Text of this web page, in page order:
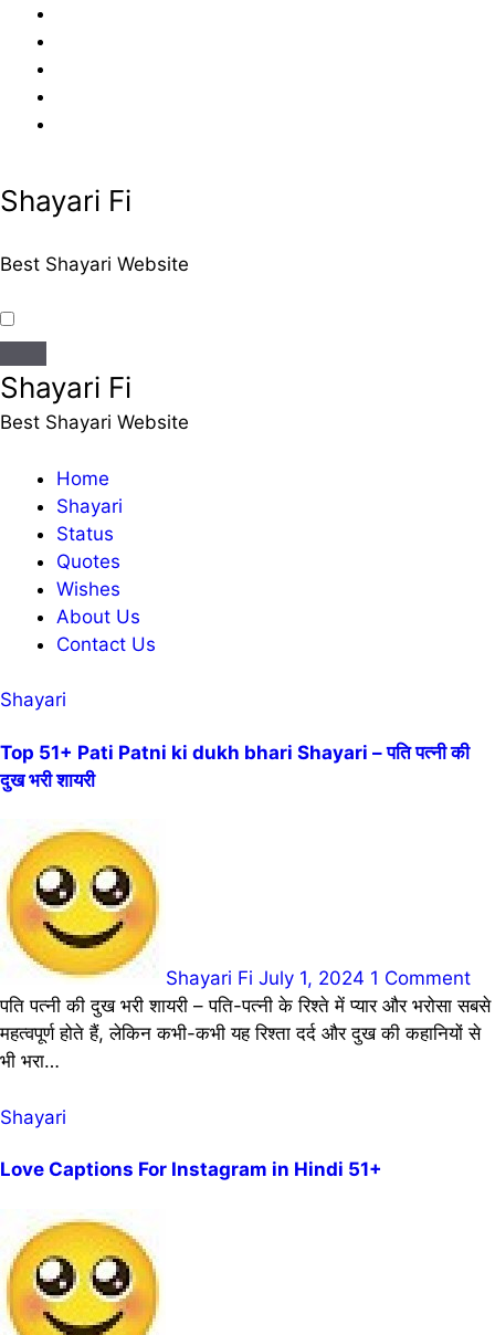
content
Shayari Fi
Best Shayari Website
Shayari Fi
Best Shayari Website
Home
Shayari
Status
Quotes
Wishes
About Us
Contact Us
Shayari
Top 51+ Pati Patni ki dukh bhari Shayari – पति पत्नी की
दुख भरी शायरी
Shayari Fi July 1, 2024 1 Comment
पति पत्नी की दुख भरी शायरी – पति-पत्नी के रिश्ते में प्यार और भरोसा सबसे
महत्वपूर्ण होते हैं, लेकिन कभी-कभी यह रिश्ता दर्द और दुख की कहानियों से
भी भरा…
Shayari
Love Captions For Instagram in Hindi 51+